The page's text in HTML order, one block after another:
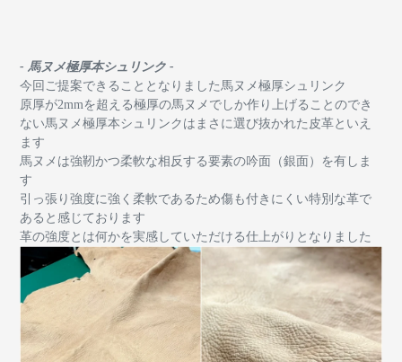
- 馬ヌメ極厚本シュリンク -
今回ご提案できることとなりました馬ヌメ極厚シュリンク
原厚が2mmを超える極厚の馬ヌメでしか作り上げることのでき
ない馬ヌメ極厚本シュリンクはまさに選び抜かれた皮革といえ
ます
馬ヌメは強靭かつ柔軟な相反する要素の吟面（銀面）を有しま
す
引っ張り強度に強く 柔軟であるため傷も付きにくい特別な革で
あると感じております
革の強度とは何かを実感していただける仕上がりとなりました